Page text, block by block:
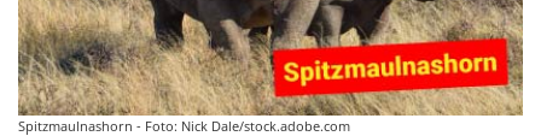
Spitzmaulnashorn - Foto: Nick Dale/stock.adobe.com